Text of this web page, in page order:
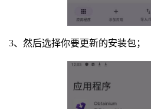
3、然后选择你要更新的安装包；